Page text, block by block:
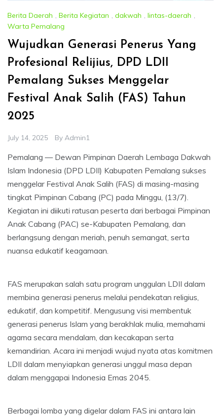
Berita Daerah , Berita Kegiatan , dakwah , lintas-daerah ,
Warta Pemalang
Wujudkan Generasi Penerus Yang
Profesional Relijius, DPD LDII
Pemalang Sukses Menggelar
Festival Anak Salih (FAS) Tahun
2025
July 14, 2025 By Admin1
Pemalang — Dewan Pimpinan Daerah Lembaga Dakwah
Islam Indonesia (DPD LDII) Kabupaten Pemalang sukses
menggelar Festival Anak Salih (FAS) di masing-masing
tingkat Pimpinan Cabang (PC) pada Minggu, (13/7).
Kegiatan ini diikuti ratusan peserta dari berbagai Pimpinan
Anak Cabang (PAC) se-Kabupaten Pemalang, dan
berlangsung dengan meriah, penuh semangat, serta
nuansa edukatif keagamaan.
FAS merupakan salah satu program unggulan LDII dalam
membina generasi penerus melalui pendekatan religius,
edukatif, dan kompetitif. Mengusung visi membentuk
generasi penerus Islam yang berakhlak mulia, memahami
agama secara mendalam, dan kecakapan serta
kemandirian. Acara ini menjadi wujud nyata atas komitmen
LDII dalam menyiapkan generasi unggul masa depan
dalam menggapai Indonesia Emas 2045.
Berbagai lomba yang digelar dalam FAS ini antara lain